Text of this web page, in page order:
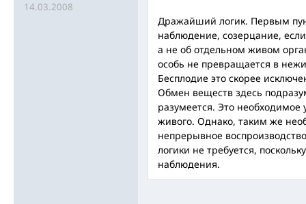
14.03.2008
Дражайший логик. Первым
наблюдение, созерцание,
а не об отдельном живом
особь не превращается в
Бесплодие это скорее
Обмен веществ здесь
разумеется. Это необходимое
живого. Однако, таким же
непрерывное
логики не требуется,
наблюдения.